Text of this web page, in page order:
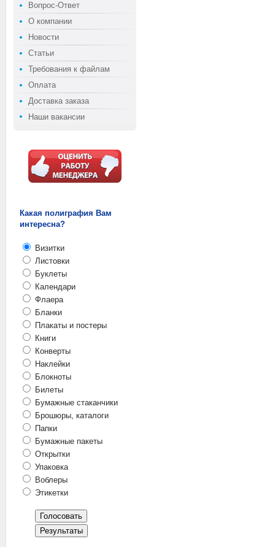
Вопрос-Ответ
О компании
Новости
Статьи
Требования к файлам
Оплата
Доставка заказа
Наши вакансии
Какая полиграфия Вам
интересна?
Визитки
Листовки
Буклеты
Календари
Флаера
Бланки
Плакаты и постеры
Книги
Конверты
Наклейки
Блокноты
Билеты
Бумажные стаканчики
Брошюры, каталоги
Папки
Бумажные пакеты
Открытки
Упаковка
Воблеры
Этикетки